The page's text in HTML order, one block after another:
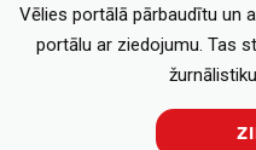
Vēlies portālā pārbaudītu un
portālu ar ziedojumu. Tas